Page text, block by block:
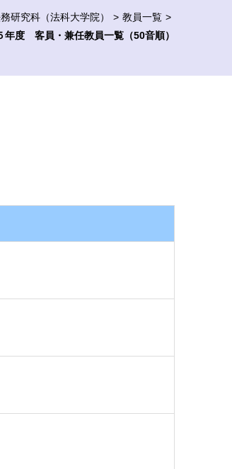
研究科（法科大学院）
教員一覧
年度 客員・兼任教員一覧（50音順）